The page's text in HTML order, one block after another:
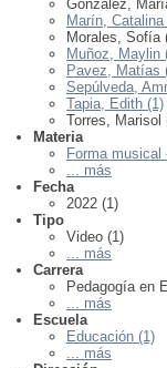
González,
Marín, Catalina
Morales, Sofía
Muñoz, Maylin
Pavez, Matías
Sepúlveda,
Tapia, Edith (1)
Torres, Marisol
Materia
Forma musical
... más
Fecha
2022 (1)
Tipo
Video (1)
... más
Carrera
Pedagogía en
... más
Escuela
Educación (1)
... más